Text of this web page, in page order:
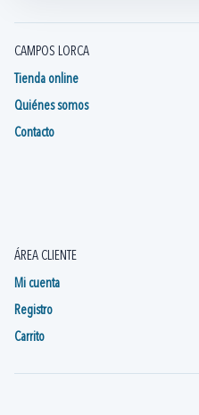
CAMPOS LORCA
Tienda online
Quiénes somos
Contacto
ÁREA CLIENTE
Mi cuenta
Registro
Carrito